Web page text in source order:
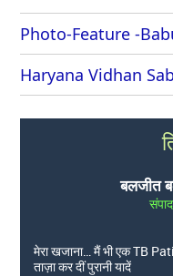
Photo-Feature -
Haryana Vidhan
बलजीत
मेरा खजाना… मैं भी एक TB
ताज़ा कर दीं पुरानी यादें